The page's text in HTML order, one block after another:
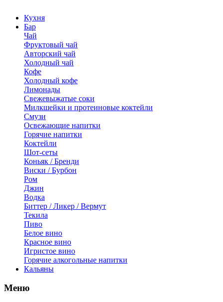
Кухня
Бар
Чай
Фруктовый чай
Авторский чай
Холодный чай
Кофе
Холодный кофе
Лимонады
Свежевыжатые соки
Милкшейки и протеиновые коктейли
Смузи
Освежающие напитки
Горячие напитки
Коктейли
Шот-сеты
Коньяк / Бренди
Виски / Бурбон
Ром
Джин
Водка
Биттер / Ликер / Вермут
Текила
Пиво
Белое вино
Красное вино
Игристое вино
Горячие алкогольные напитки
Кальяны
Меню